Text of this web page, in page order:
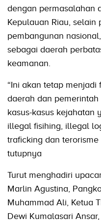
dengan permasalahan
Kepulauan Riau, selain
pembangunan
sebagai daerah
keamanan.
“Ini akan tetap
daerah dan
kasus-kasus kejahatan
illegal fisihing, illegal
traficking dan
tutupnya
Turut menghadiri
Marlin Agustina,
Muhammad Ali, Ketua
Dewi Kumalasari